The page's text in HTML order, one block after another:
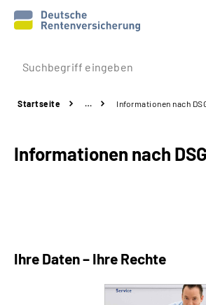
Prävention
Rente
Startseite … Informationen nach
Informationen nach
Ihre Daten – Ihre Rechte